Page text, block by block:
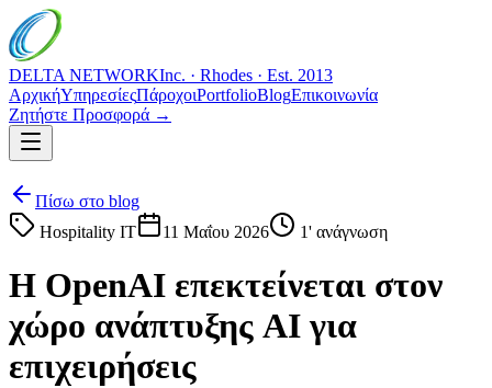
DELTA NETWORKInc. · Rhodes · Est. 2013
ΑρχικήΥπηρεσίεςΠάροχοιPortfolioBlogΕπικοινωνία
Ζητήστε Προσφορά →
Πίσω στο blog
Hospitality IT
11 Μαΐου 2026 1' ανάγνωση
Η OpenAI επεκτείνεται στον
χώρο ανάπτυξης AI για
επιχειρήσεις